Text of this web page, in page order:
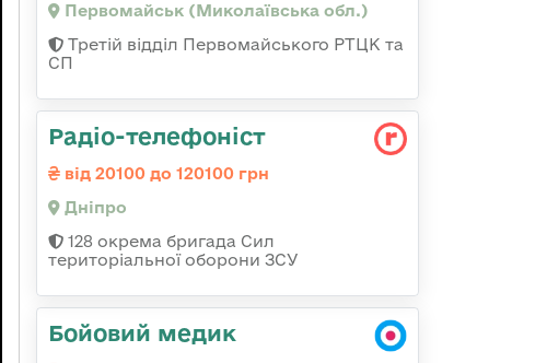
Первомайськ (Миколаївська обл.)
Третій відділ Первомайського РТЦК та
СП
Радіо-телефоніст
від 20100 до 120100 грн
Дніпро
128 окрема бригада Сил
територіальної оборони ЗСУ
Бойовий медик